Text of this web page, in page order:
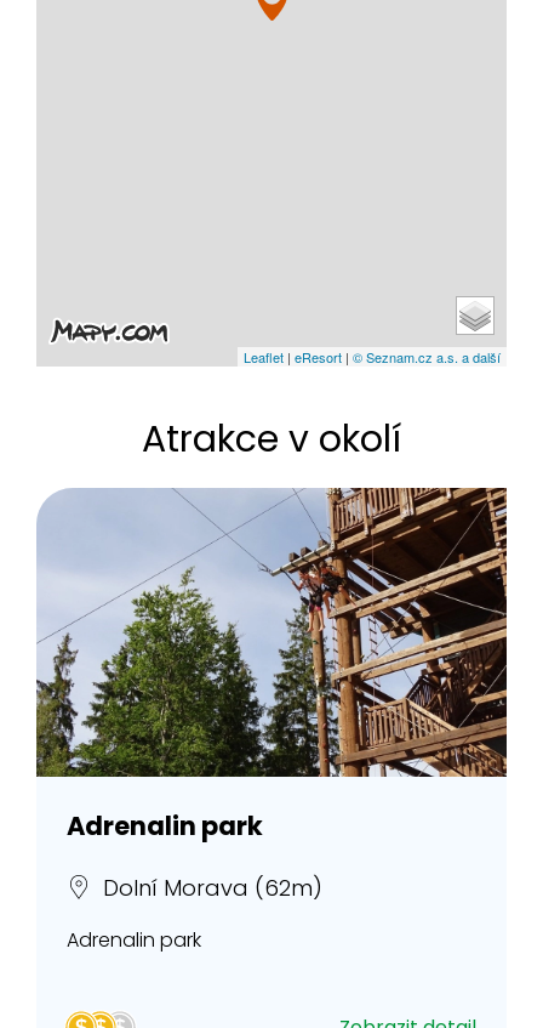
Leaflet | eResort | © Seznam.cz a.s. a další
Atrakce v okolí
Adrenalin park
Dolní Morava (62m)
Adrenalin park